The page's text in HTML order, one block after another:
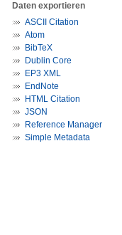
Daten exportieren
ASCII Citation
Atom
BibTeX
Dublin Core
EP3 XML
EndNote
HTML Citation
JSON
Reference Manager
Simple Metadata